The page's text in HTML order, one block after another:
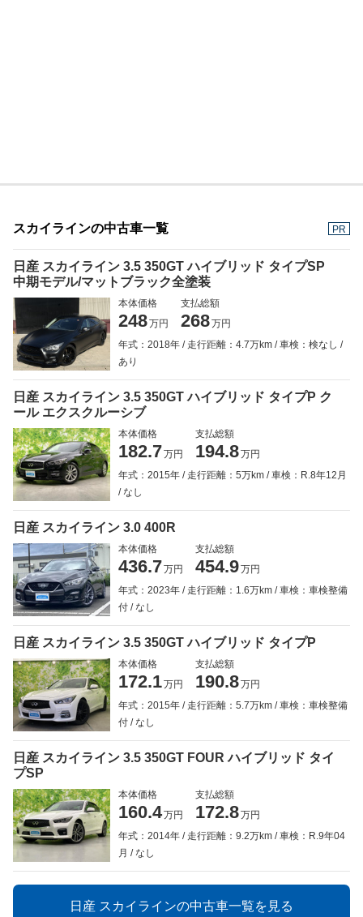
スカイラインの中古車一覧 PR
日産 スカイライン 3.5 350GT ハイブリッド タイプSP
中期モデル/マットブラック全塗装
本体価格
248万円
支払総額
268万円
年式：2018年
走行距離：4.7万km
車検：検なし
あり
日産 スカイライン 3.5 350GT ハイブリッド タイプP ク
ール エクスクルーシブ
本体価格
182.7万円
支払総額
194.8万円
年式：2015年
走行距離：5万km
車検：R.8年12月
なし
日産 スカイライン 3.0 400R
本体価格
436.7万円
支払総額
454.9万円
年式：2023年
走行距離：1.6万km
車検：車検整備
付
なし
日産 スカイライン 3.5 350GT ハイブリッド タイプP
本体価格
172.1万円
支払総額
190.8万円
年式：2015年
走行距離：5.7万km
車検：車検整備
付
なし
日産 スカイライン 3.5 350GT FOUR ハイブリッド タイ
プSP
本体価格
160.4万円
支払総額
172.8万円
年式：2014年
走行距離：9.2万km
車検：R.9年04
月
なし
日産 スカイラインの中古車一覧を見る